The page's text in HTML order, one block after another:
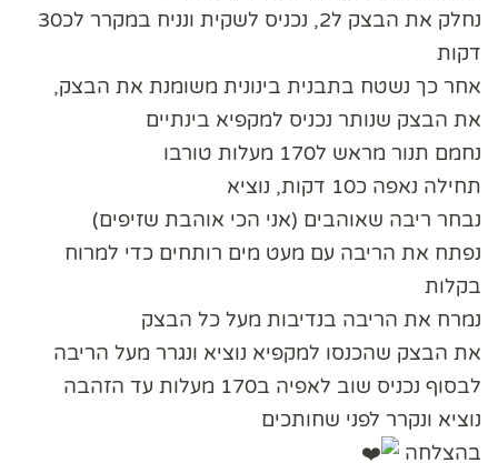
נחלק את הבצק ל2, נכניס לשקית ונניח במקרר לכ30
דקות
אחר כך נשטח בתבנית בינונית משומנת את הבצק,
את הבצק שנותר נכניס למקפיא בינתיים
נחמם תנור מראש ל170 מעלות טורבו
תחילה נאפה כ10 דקות, נוציא
נבחר ריבה שאוהבים (אני הכי אוהבת שזיפים)
נפתח את הריבה עם מעט מים רותחים כדי למרוח
בקלות
נמרח את הריבה בנדיבות מעל כל הבצק
את הבצק שהכנסו למקפיא נוציא ונגרר מעל הריבה
לבסוף נכניס שוב לאפיה ב170 מעלות עד הזהבה
נוציא ונקרר לפני שחותכים
בהצלחה